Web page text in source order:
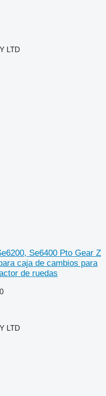
LTD
Se6400 Pto Gear Z
caja de cambios para
de ruedas
LTD